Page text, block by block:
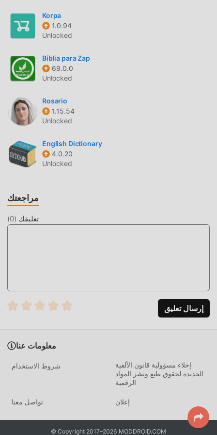
mod الشائعة المجانية التي تنتظر عليك أن تلعب ، ماذا تنتظر ، قم
Korpa
1.0.94
Unlocked
Bíblia para Zap
69.0.0
Unlocked
Rosario
1.15.54
Unlocked
English Dictionary
4.0.20
Unlocked
مراجعتك
تعليقك (
0
)
إرسال تعليق
معلومات عنا
شروط الاستخدام
إخلاء مسؤولية قانون الألفية
الجديدة لحقوق طبع ونشر المواد
الرقمية
تواصل معنا إعلان
© Copyright 2017–2026 MODDROID.COM